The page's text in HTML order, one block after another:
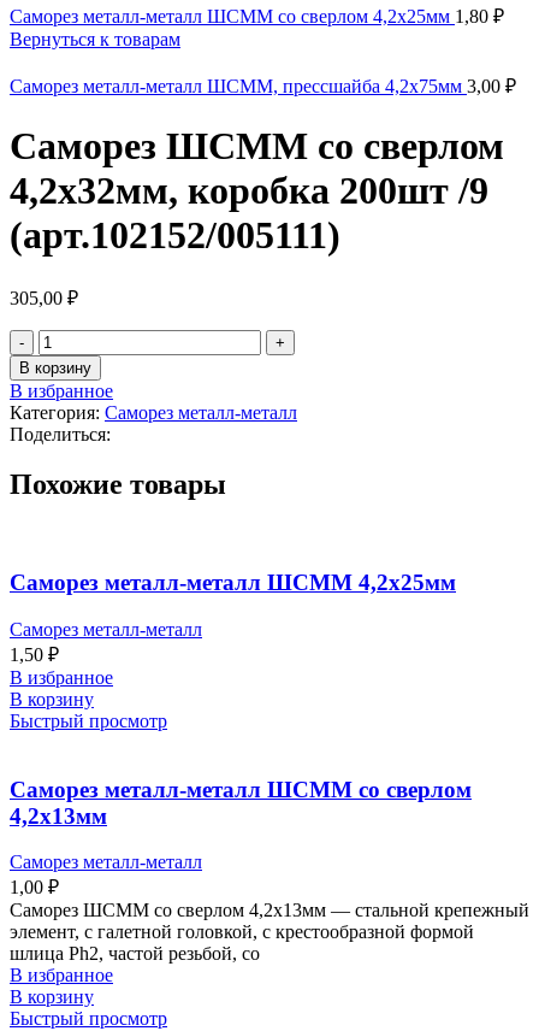
Саморез металл-металл ШСММ со сверлом 4,2х25мм 1,80 ₽
Вернуться к товарам
Саморез металл-металл ШСММ, прессшайба 4,2х75мм 3,00 ₽
Саморез ШСММ со сверлом
4,2х32мм, коробка 200шт /9
(арт.102152/005111)
305,00 ₽
В корзину
В избранное
Категория: Саморез металл-металл
Поделиться:
Похожие товары
Саморез металл-металл ШСММ 4,2х25мм
Саморез металл-металл
1,50 ₽
В избранное
В корзину
Быстрый просмотр
Саморез металл-металл ШСММ со сверлом
4,2х13мм
Саморез металл-металл
1,00 ₽
Саморез ШСММ со сверлом 4,2х13мм — стальной крепежный
элемент, с галетной головкой, с крестообразной формой
шлица Ph2, частой резьбой, со
В избранное
В корзину
Быстрый просмотр